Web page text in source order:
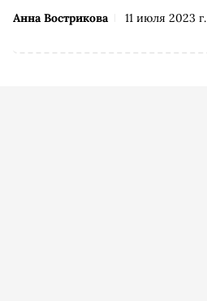
Анна Вострикова 11 июля 2023 г.